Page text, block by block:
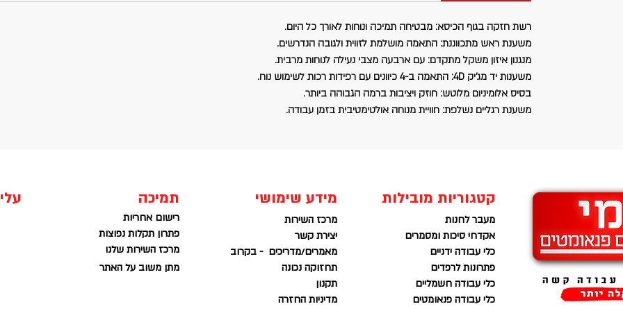
בסיס אלומיניום מלוטש: חוזק ויציבות ברמה הגבוהה
ביותר.
משענת רגליים נשלפת: חוויית מנוחה אולטימטיבית
בזמן עבודה.
רשת חזקה בגוף הכיסא: מבטיחה תמיכה ונוחות לאורך כל היום.
משענת ראש מתכווננת: התאמה מושלמת לזווית ולגובה הנדרשים.
מנגנון איזון משקל מתקדם: עם ארבעה מצבי נעילה לנוחות מרבית.
משענות יד מג'יק 4D
: התאמה ב-4 כיוונים עם רפידות רכות לשימוש נוח.
בסיס אלומיניום מלוטש: חוזק ויציבות ברמה הגבוהה ביותר.
משענת רגליים נשלפת: חוויית מנוחה אולטימטיבית בזמן עבודה.
תמיכה
רישום אחריות
פתרון תקלות נפוצות
מרכז השירות שלנו
מתן משוב על האתר
מידע שימושי
מרכז השירות
יצירת קשר
מאמרים/מדריכים - בקרוב
תחזוקה נכונה
תקנון
מדיניות החזרה
קטגוריות מובילות
מעבר לחנות
אקדחי סיכות ומסמרים
כלי עבודה ידניים
פתרונות לרפדים
כלי עבודה חשמליים
כלי עבודה פנאומטים